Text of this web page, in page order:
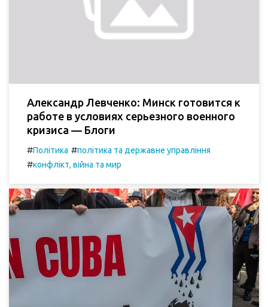
Александр Левченко: Минск готовится к
работе в условиях серьезного военного
кризиса — Блоги
#Політика #політика та державне управління
#конфлікт, війна та мир